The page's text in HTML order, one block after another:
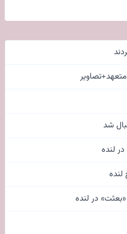
شد
لنده
لنده
در لنده